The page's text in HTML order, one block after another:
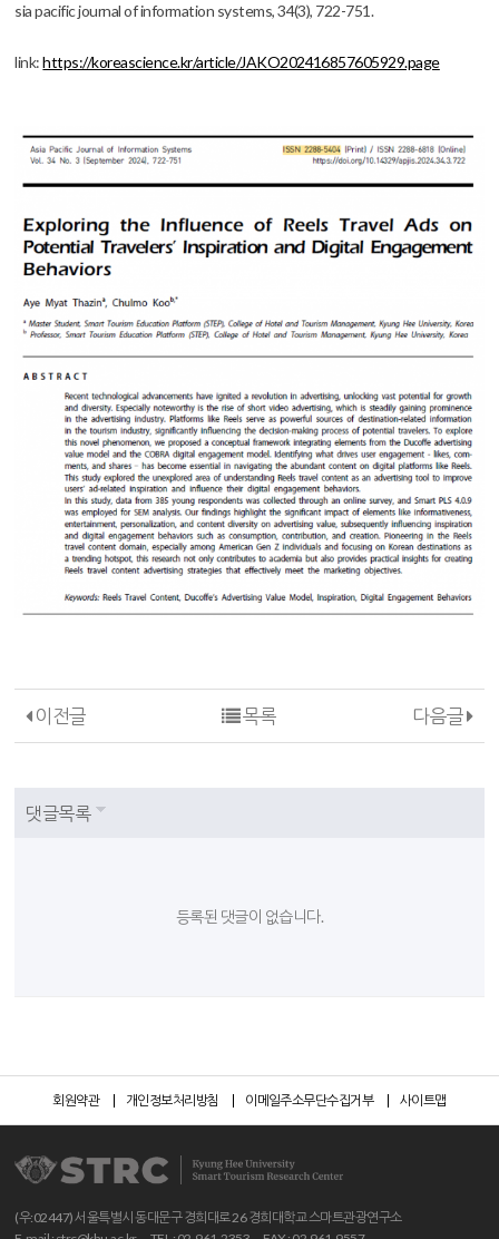
sia pacific journal of information systems,34(3), 722-751.
link:https://koreascience.kr/article/JAKO202416857605929.page
이전글 다음글
목록
댓글목록
등록된 댓글이 없습니다.
회원약관 개인정보처리방침 이메일주소무단수집거부 사이트맵
(우:02447) 서울특별시 동대문구 경희대로 26 경희대학교 스마트관광연구소